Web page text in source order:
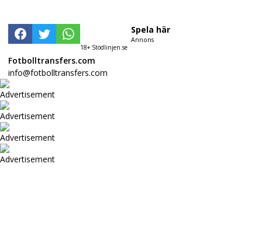
18+ Stödlinjen.se
Spela här
Annons
Fotbolltransfers.com
info@fotbolltransfers.com